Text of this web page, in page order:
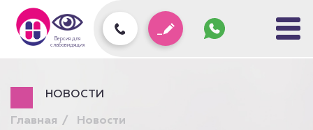
Версия для
слабовидящих
НОВОСТИ
Главная Новости